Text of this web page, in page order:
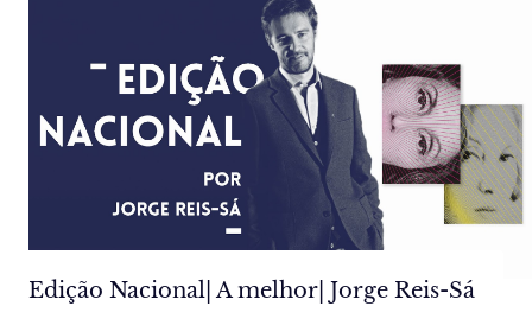
Edição Nacional| A melhor| Jorge Reis-Sá